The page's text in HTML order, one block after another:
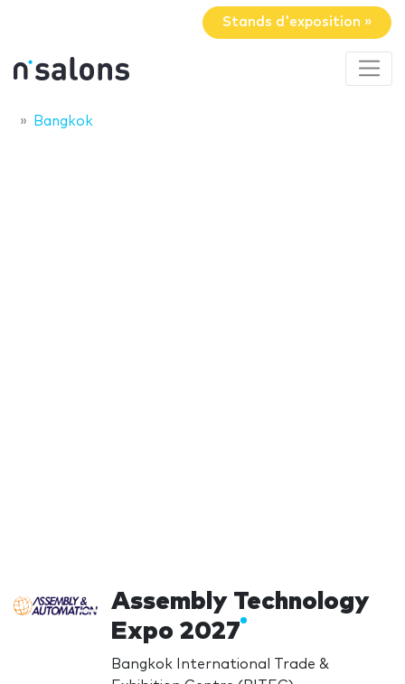
Stands d'exposition »
Bangkok
Assembly Technology
Expo 2027
Bangkok International Trade &